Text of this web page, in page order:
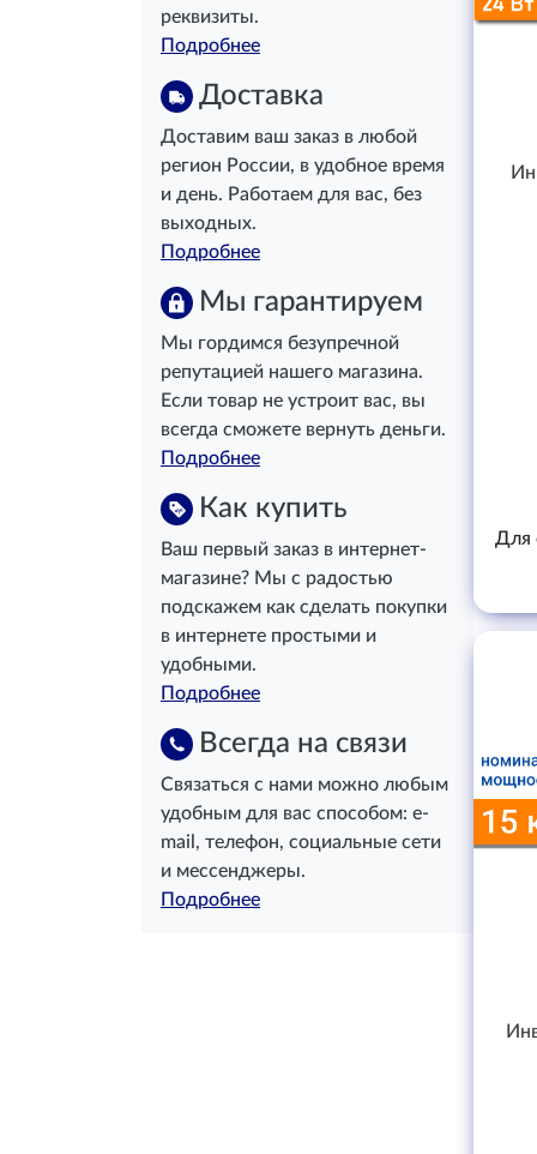
реквизиты.
Подробнее
Доставка
Доставим ваш заказ в любой
регион России, в удобное время
и день. Работаем для вас, без
выходных.
Подробнее
Мы гарантируем
Мы гордимся безупречной
репутацией нашего магазина.
Если товар не устроит вас, вы
всегда сможете вернуть деньги.
Подробнее
Как купить
Ваш первый заказ в интернет-
магазине? Мы с радостью
подскажем как сделать покупки
в интернете простыми и
удобными.
Подробнее
Всегда на связи
Связаться с нами можно любым
удобным для вас способом: e-
mail, телефон, социальные сети
и мессенджеры.
Подробнее
Для